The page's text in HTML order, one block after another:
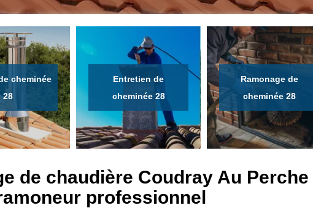
cheminée
28
Entretien de
cheminée 28
Ramonage de
cheminée 28
de chaudière Coudray Au Perche
professionnel